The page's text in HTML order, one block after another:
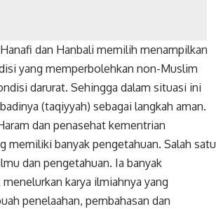
dan Hanbali memilih menampilkan
yang memperbolehkan non-Muslim
darurat. Sehingga dalam situasi ini
(taqiyyah) sebagai langkah aman.
dan penasehat kementrian
memiliki banyak pengetahuan. Salah satu
dan pengetahuan. Ia banyak
karya ilmiahnya yang
penelaahan, pembahasan dan